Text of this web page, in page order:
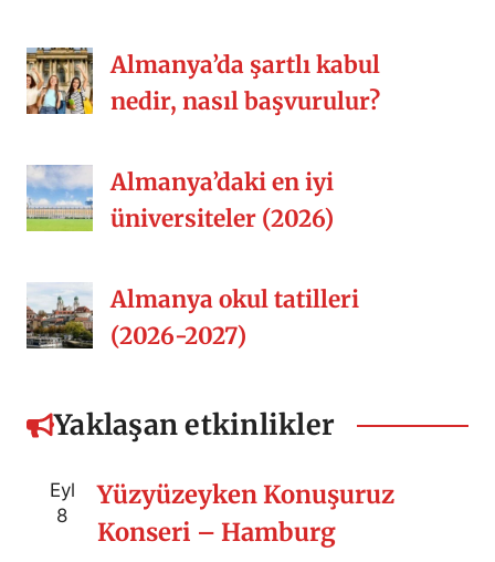
Almanya’da şartlı kabul
nedir, nasıl başvurulur?
Almanya’daki en iyi
üniversiteler (2026)
Almanya okul tatilleri
(2026-2027)
Yaklaşan etkinlikler
Eyl
8
Yüzyüzeyken Konuşuruz
Konseri – Hamburg